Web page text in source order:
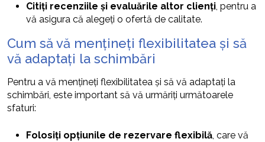
Citiți recenziile și evaluările altor clienți, pentru a
vă asigura că alegeți o ofertă de calitate.
Cum să vă mențineți flexibilitatea și să
vă adaptați la schimbări
Pentru a vă mențineți flexibilitatea și să vă adaptați la
schimbări, este important să vă urmăriți următoarele
sfaturi:
Folosiți opțiunile de rezervare flexibilă, care vă